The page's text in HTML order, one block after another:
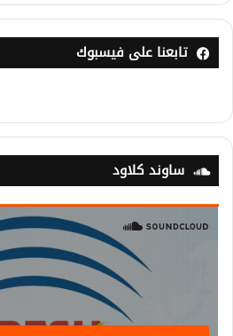
تابعنا على فيسبوك
ساوند كلاود